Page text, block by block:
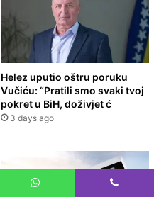
Helez uputio oštru poruku
Vučiću: “Pratili smo svaki tvoj
pokret u BiH, doživjet ć
3 days ago